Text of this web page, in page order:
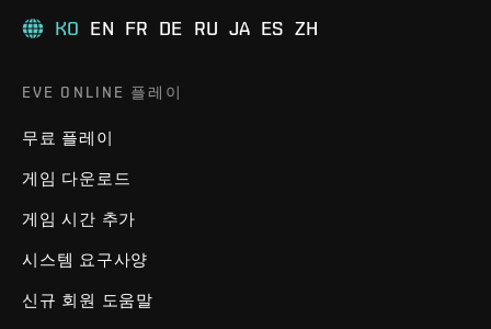
KO EN FR DE RU JA ES ZH
EVE ONLINE 플레이
무료 플레이
게임 다운로드
게임 시간 추가
시스템 요구사양
신규 회원 도움말